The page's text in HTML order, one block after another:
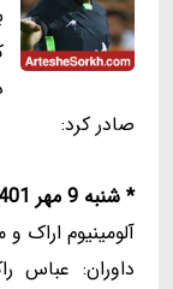
صادر کرد:
* شنبه 9 مهر 1401
آلومینیوم اراک و
داوران: عباس